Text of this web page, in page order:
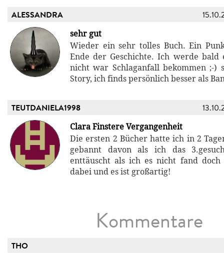
ALESSANDRA
sehr gut
Wieder ein sehr tolles Buch. Ein
Ende der Geschichte. Ich werde bald
nicht war Schlaganfall bekommen ;-)
Story, ich finds persönlich besser als
TEUTDANIELA1998
Clara Finstere Vergangenheit
Die ersten 2 Bücher hatte ich in 2
gebannt davon als ich das
enttäuscht als ich es nicht fand
dabei und es ist großartig!
Kommentare
THO